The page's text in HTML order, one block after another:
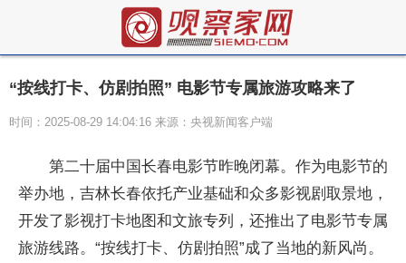
“按线打卡、仿剧拍照” 电影节专属旅游攻略来了
时间：2025-08-29 14:04:16 来源：央视新闻客户端
第二十届中国长春电影节昨晚闭幕。作为电影节的
举办地，吉林长春依托产业基础和众多影视剧取景地，
开发了影视打卡地图和文旅专列，还推出了电影节专属
旅游线路。“按线打卡、仿剧拍照”成了当地的新风尚。